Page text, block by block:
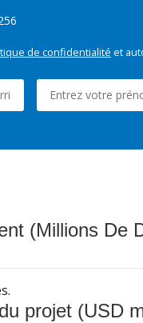
de confidentialité et
(Millions De
projet (USD